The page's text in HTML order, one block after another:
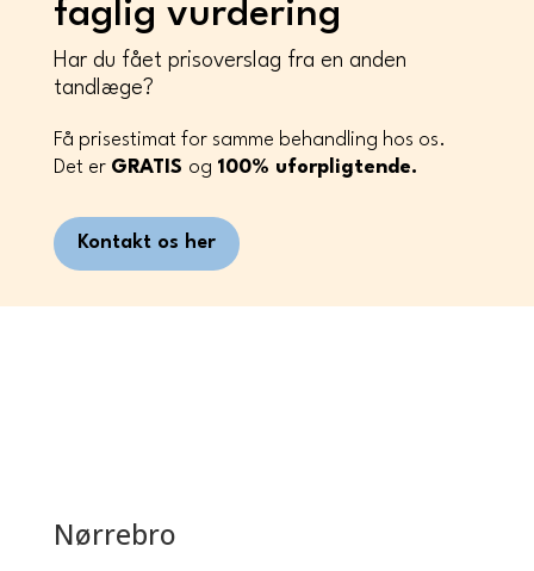
faglig vurdering
Har du fået prisoverslag fra en anden
tandlæge?
Få prisestimat for samme behandling hos os.
Det er GRATIS og 100% uforpligtende.
Kontakt os her
Nørrebro